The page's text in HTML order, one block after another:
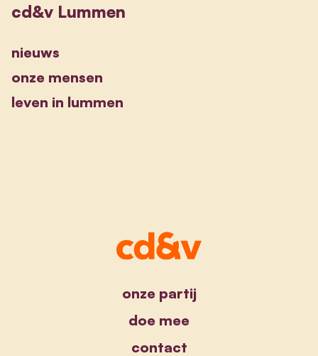
cd&v Lummen
nieuws
onze mensen
leven in lummen
onze partij
doe mee
contact